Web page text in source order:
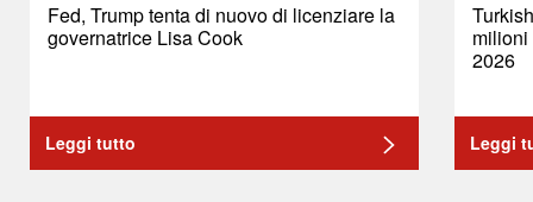
Fed, Trump tenta di nuovo di licenziare la
governatrice Lisa Cook
Leggi tutto
2026
Leggi